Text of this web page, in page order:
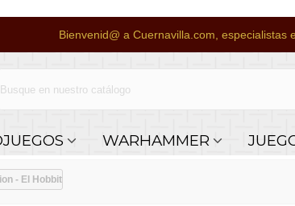
Bienvenid@ a Cuernavilla.com, especialistas
WARHAMMER
- El Hobbit